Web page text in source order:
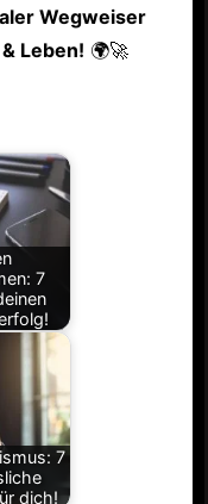
Wegweiser
Leben! 🌍🚀
7
7
dich!